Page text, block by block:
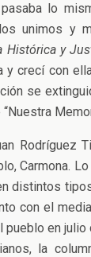
lo
unimos y
Histórica y
y crecí con
se
Rodríguez
Carmona.
distintos
con el
en julio
la